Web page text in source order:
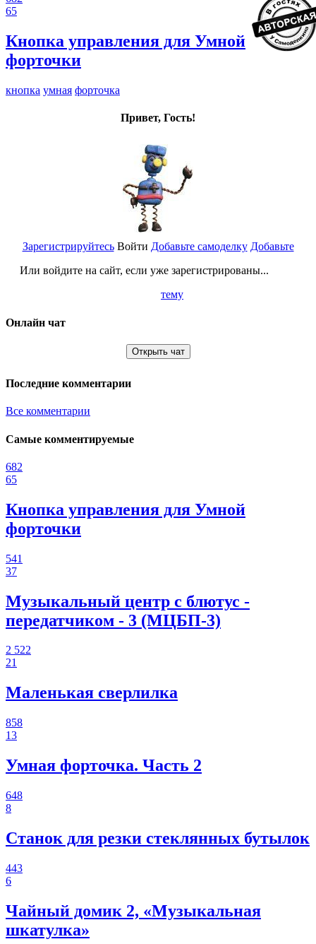
65
Кнопка управления для Умной
форточки
кнопка умная форточка
Привет, Гость!
Зарегистрируйтесь
Или войдите на сайт, если уже зарегистрированы...
Войти Добавьте самоделку Добавьте
тему
Онлайн чат
Открыть чат
Последние комментарии
Все комментарии
Самые комментируемые
682
65
Кнопка управления для Умной
форточки
541
37
Музыкальный центр с блютус -
передатчиком - 3 (МЦБП-3)
2 522
21
Маленькая сверлилка
858
13
Умная форточка. Часть 2
648
8
Станок для резки стеклянных бутылок
443
6
Чайный домик 2, «Музыкальная
шкатулка»